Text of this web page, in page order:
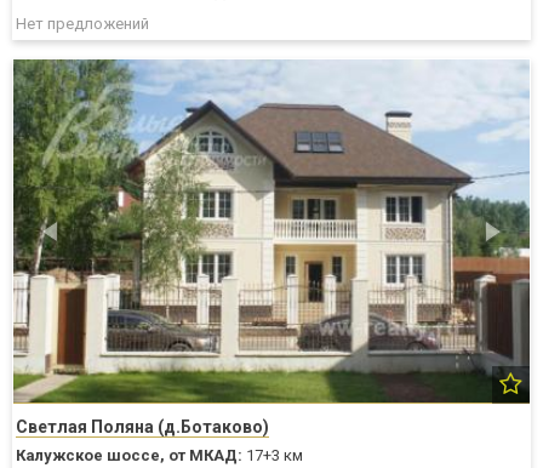
Нет предложений
Светлая Поляна (д.Ботаково)
Калужское шоссе, от МКАД: 17+3 км